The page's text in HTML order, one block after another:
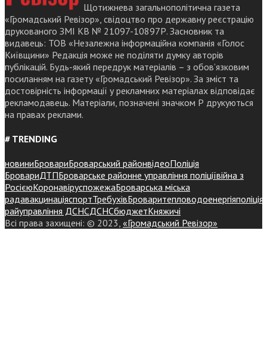
Щотижнева загальнополітична газета
«Громадський Ревізор», свідоцтво про державну реєстрацію
друкованого ЗМІ КВ № 21097-10897Р. Засновник та
видавець: ТОВ «Незалежна інформаційна компанія «Голос
Київщини» Редакція може не поділяти думку авторів
публікацій. Будь-який передрук матеріалів – з обов’язковим
посиланням на газету «Громадський Ревізор». За зміст та
достовірність інформації у рекламних матеріалах відповідає
рекламодавець. Матеріали, позначені значком Р друкуються
на правах реклами.
# TRENDING
новиниБровариБроварський районвідеоПоліція
БровариДТПБроварське районне управління поліціївійна з
РосієюКоронавіруспожежаБроварська міська
радавакцинаціяспортТребухівБроваритепловодоенергіяполіція
райуправління ДСНСДСНСбюджетКняжичі
Всі права захищені: © 2023, «Громадський Ревізор»